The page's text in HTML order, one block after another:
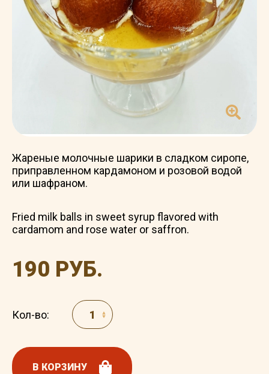
Жареные молочные шарики в сладком сиропе,
приправленном кардамоном и розовой водой
или шафраном.
Fried milk balls in sweet syrup flavored with
cardamom and rose water or saffron.
190 РУБ.
Кол-во:
В КОРЗИНУ